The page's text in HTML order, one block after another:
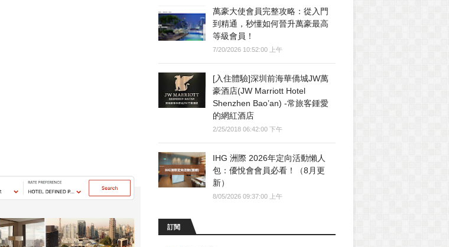
萬豪大使會員完整攻略：從入門
到精通，秒懂如何晉升萬豪最高
等級會員！
7/20/2026 10:52:00 上午
[入住體驗]深圳前海華僑城JW萬
豪酒店(JW Marriott Hotel
Shenzhen Bao’an) -常旅客鍾愛
的網紅酒店
2/25/2018 06:42:00 下午
IHG 洲際 2026年定向活動懶人
包：優悅會會員必看！（8月更
新）
8/05/2026 09:37:00 上午
訂閱